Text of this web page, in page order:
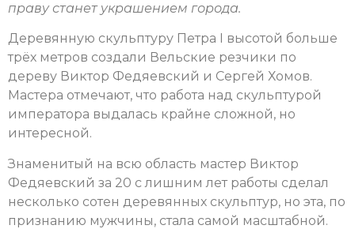
праву станет украшением города.
Деревянную скульптуру Петра I высотой больше
трёх метров создали Вельские резчики по
дереву Виктор Федяевский и Сергей Хомов.
Мастера отмечают, что работа над скульптурой
императора выдалась крайне сложной, но
интересной.
Знаменитый на всю область мастер Виктор
Федяевский за 20 с лишним лет работы сделал
несколько сотен деревянных скульптур, но эта, по
признанию мужчины, стала самой масштабной.